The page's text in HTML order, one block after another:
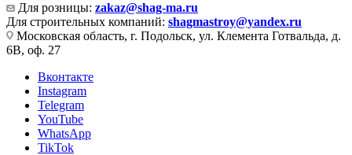
Для розницы: zakaz@shag-ma.ru
Для строительных компаний: shagmastroy@yandex.ru
Московская область, г. Подольск, ул. Клемента Готвальда, д.
6В, оф. 27
Вконтакте
Instagram
Telegram
YouTube
WhatsApp
TikTok